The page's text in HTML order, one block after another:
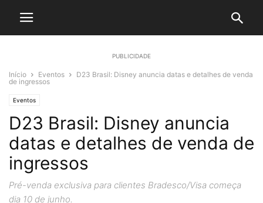
PUBLICIDADE
Início Eventos
D23 Brasil: Disney anuncia datas e detalhes de venda
de ingressos
Eventos
D23 Brasil: Disney anuncia
datas e detalhes de venda de
ingressos
Pré-venda exclusiva para clientes Bradesco/Visa começa
dia 10 de junho.